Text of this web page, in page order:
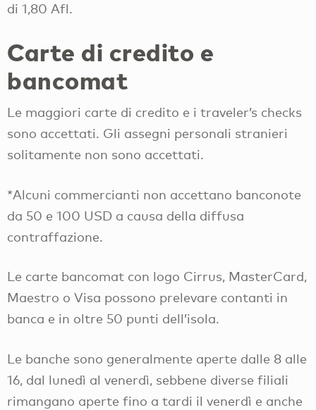
di 1,80 Afl.
Carte di credito e
bancomat
Le maggiori carte di credito e i traveler’s checks
sono accettati. Gli assegni personali stranieri
solitamente non sono accettati.
*Alcuni commercianti non accettano banconote
da 50 e 100 USD a causa della diffusa
contraffazione.
Le carte bancomat con logo Cirrus, MasterCard,
Maestro o Visa possono prelevare contanti in
banca e in oltre 50 punti dell’isola.
Le banche sono generalmente aperte dalle 8 alle
16, dal lunedì al venerdì, sebbene diverse filiali
rimangano aperte fino a tardi il venerdì e anche